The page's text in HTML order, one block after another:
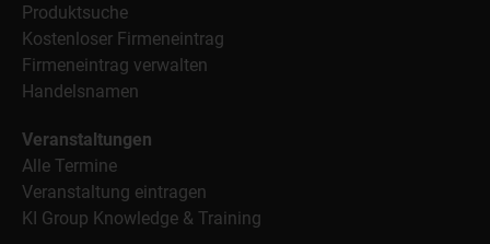
Produktsuche
Kostenloser Firmeneintrag
Firmeneintrag verwalten
Handelsnamen
Veranstaltungen
Alle Termine
Veranstaltung eintragen
KI Group Knowledge & Training